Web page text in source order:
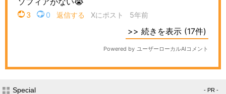
Special - PR -